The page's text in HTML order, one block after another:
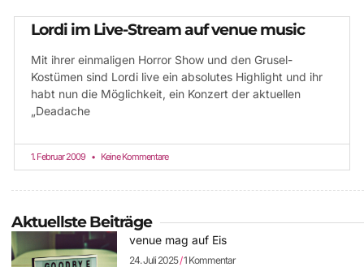
Lordi im Live-Stream auf venue music
Mit ihrer einmaligen Horror Show und den Grusel-
Kostümen sind Lordi live ein absolutes Highlight und ihr
habt nun die Möglichkeit, ein Konzert der aktuellen
„Deadache
1. Februar 2009 Keine Kommentare
Aktuellste Beiträge
venue mag auf Eis
24. Juli 2025 1 Kommentar